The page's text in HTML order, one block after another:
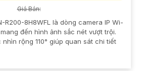
Giá Bán:
R200-8H8WFL là dòng camera IP Wi-
đến hình ảnh sắc nét vượt trội.
rộng 110° giúp quan sát chi tiết